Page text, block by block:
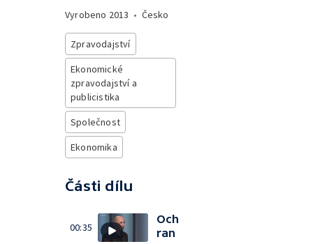
Vyrobeno 2013 • Česko
Zpravodajství
Ekonomické
zpravodajství a
publicistika
Společnost
Ekonomika
Části dílu
00:35
Och
ran